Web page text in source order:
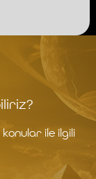
ile ilgili